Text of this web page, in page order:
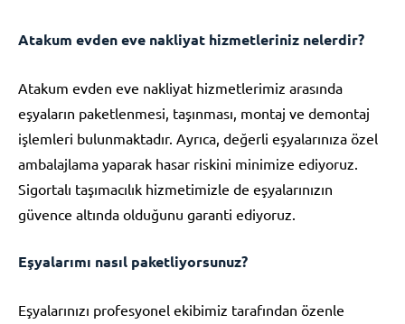
Atakum evden eve nakliyat hizmetleriniz nelerdir?
Atakum evden eve nakliyat hizmetlerimiz arasında
eşyaların paketlenmesi, taşınması, montaj ve demontaj
işlemleri bulunmaktadır. Ayrıca, değerli eşyalarınıza özel
ambalajlama yaparak hasar riskini minimize ediyoruz.
Sigortalı taşımacılık hizmetimizle de eşyalarınızın
güvence altında olduğunu garanti ediyoruz.
Eşyalarımı nasıl paketliyorsunuz?
Eşyalarınızı profesyonel ekibimiz tarafından özenle